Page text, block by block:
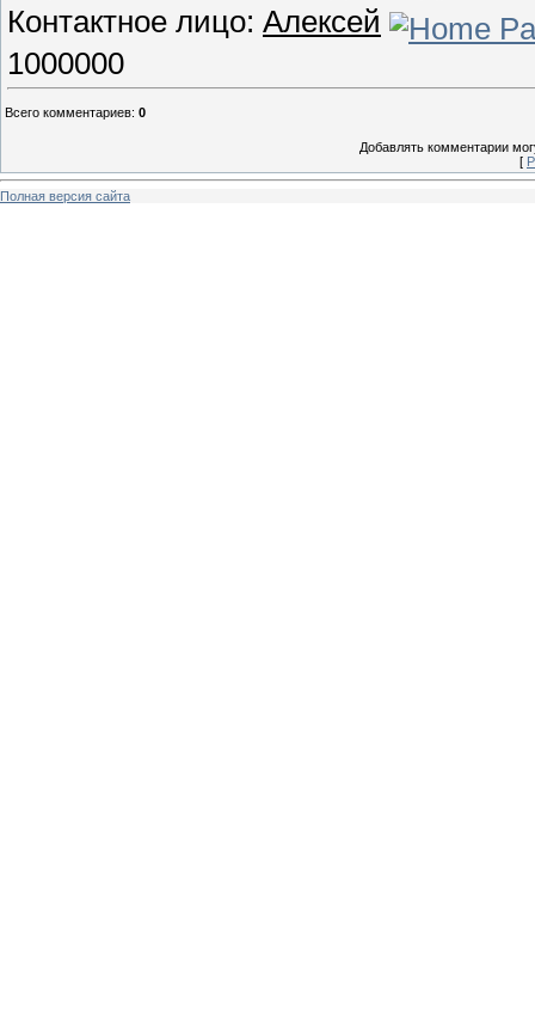
Контактное лицо: Алексей
1000000
Всего комментариев: 0
Добавлять комментарии
[
Полная версия сайта